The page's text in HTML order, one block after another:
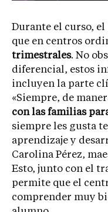
Durante el curso,
que en centros
trimestrales. No
diferencial, estos
incluyen la parte
«Siempre, de
con las familias
siempre les gusta
aprendizaje y
Carolina Pérez,
Esto, junto con el
permite que el
comprender muy